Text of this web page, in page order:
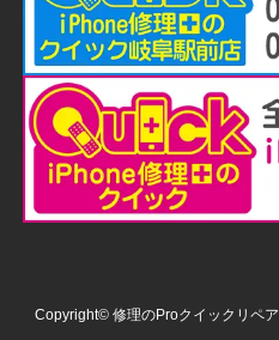
Copyright© 修理のProクイックリペ